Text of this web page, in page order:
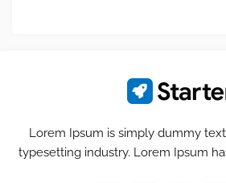
Lorem Ipsum is simply dummy
typesetting industry. Lorem Ipsum